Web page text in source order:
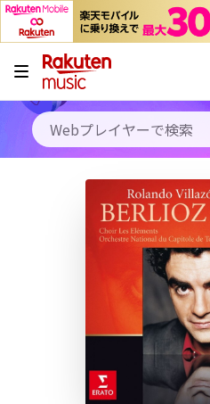
キャンペーン
料金プラン
使い方
初回30日間無料お試し